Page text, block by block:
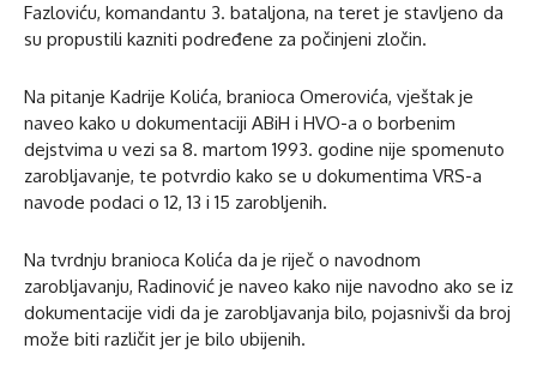
Fazloviću, komandantu 3. bataljona, na teret je stavljeno da
su propustili kazniti podređene za počinjeni zločin.
Na pitanje Kadrije Kolića, branioca Omerovića, vještak je
naveo kako u dokumentaciji ABiH i HVO-a o borbenim
dejstvima u vezi sa 8. martom 1993. godine nije spomenuto
zarobljavanje, te potvrdio kako se u dokumentima VRS-a
navode podaci o 12, 13 i 15 zarobljenih.
Na tvrdnju branioca Kolića da je riječ o navodnom
zarobljavanju, Radinović je naveo kako nije navodno ako se iz
dokumentacije vidi da je zarobljavanja bilo, pojasnivši da broj
može biti različit jer je bilo ubijenih.